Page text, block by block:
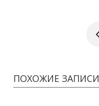
ПОХОЖИЕ ЗАПИСИ